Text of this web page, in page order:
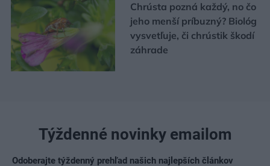
Chrústa pozná každý, no čo
jeho menší príbuzný? Biológ
vysvetľuje, či chrústik škodí
záhrade
Týždenné novinky emailom
Odoberajte týždenný prehľad našich najlepších článkov